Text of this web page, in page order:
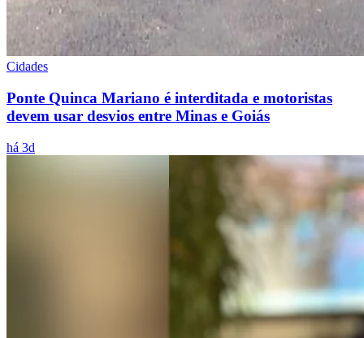
Cidades
Ponte Quinca Mariano é interditada e motoristas
devem usar desvios entre Minas e Goiás
há 3d